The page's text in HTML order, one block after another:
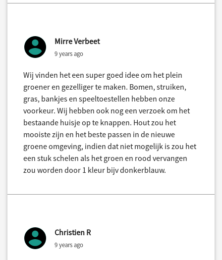
Mirre Verbeet
9 years ago
Wij vinden het een super goed idee om het plein
groener en gezelliger te maken. Bomen, struiken,
gras, bankjes en speeltoestellen hebben onze
voorkeur. Wij hebben ook nog een verzoek om het
bestaande huisje op te knappen. Hout zou het
mooiste zijn en het beste passen in de nieuwe
groene omgeving, indien dat niet mogelijk is zou het
een stuk schelen als het groen en rood vervangen
zou worden door 1 kleur bijv donkerblauw.
Christien R
9 years ago